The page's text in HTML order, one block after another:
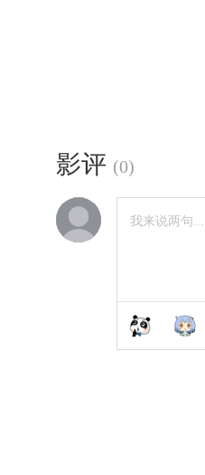
影评 (0)